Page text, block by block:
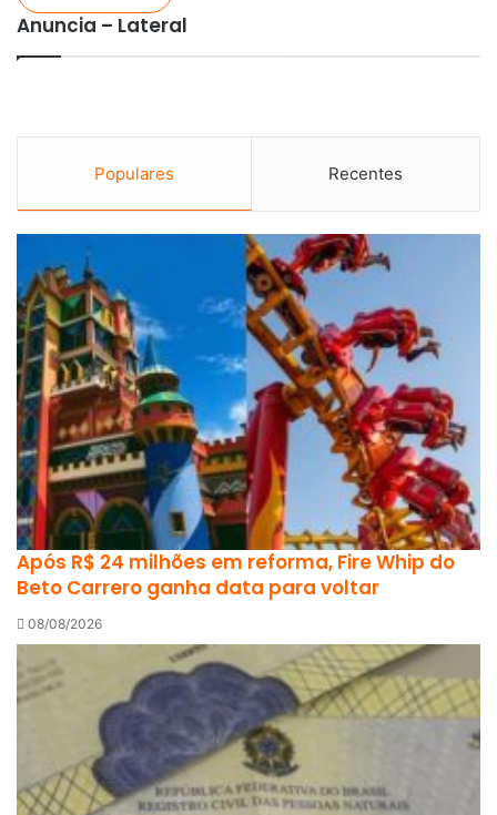
Anuncia – Lateral
Populares Recentes
Após R$ 24 milhões em reforma, Fire Whip do
Beto Carrero ganha data para voltar
08/08/2026